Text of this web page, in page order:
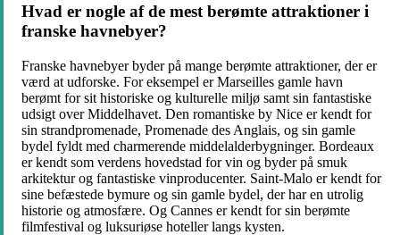
Hvad er nogle af de mest berømte attraktioner i
franske havnebyer?
Franske havnebyer byder på mange berømte attraktioner, der er
værd at udforske. For eksempel er Marseilles gamle havn
berømt for sit historiske og kulturelle miljø samt sin fantastiske
udsigt over Middelhavet. Den romantiske by Nice er kendt for
sin strandpromenade, Promenade des Anglais, og sin gamle
bydel fyldt med charmerende middelalderbygninger. Bordeaux
er kendt som verdens hovedstad for vin og byder på smuk
arkitektur og fantastiske vinproducenter. Saint-Malo er kendt for
sine befæstede bymure og sin gamle bydel, der har en utrolig
historie og atmosfære. Og Cannes er kendt for sin berømte
filmfestival og luksuriøse hoteller langs kysten.